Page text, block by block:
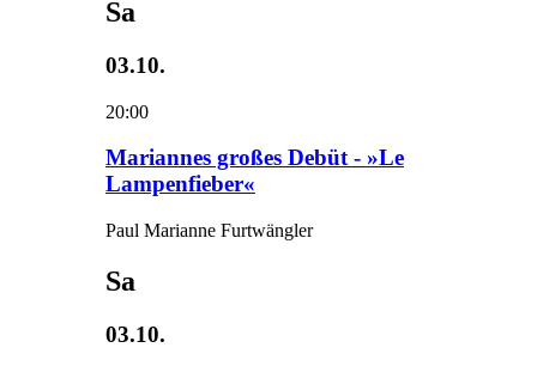
Sa
03.10.
20:00
Mariannes großes Debüt - »Le
Lampenfieber«
Paul Marianne Furtwängler
Sa
03.10.